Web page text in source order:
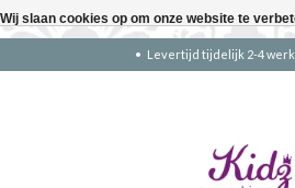
Wij slaan cookies op om onze website te